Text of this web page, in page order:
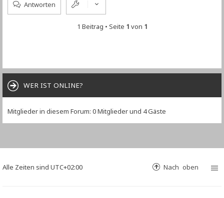
Antworten
1 Beitrag • Seite 1 von 1
WER IST ONLINE?
Mitglieder in diesem Forum: 0 Mitglieder und 4 Gäste
Alle Zeiten sind UTC+02:00 Nach oben